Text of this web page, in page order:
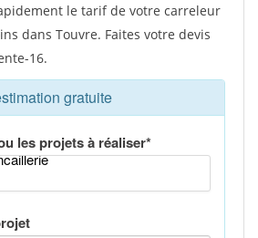
le tarif de votre carreleur
dans Touvre. Faites votre devis
16.